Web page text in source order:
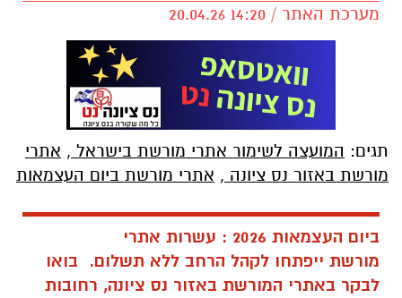
מערכת האתר / 14:20 20.04.26
תגים: המועצה לשימור אתרי מורשת בישראל , אתרי
מורשת באזור נס ציונה , אתרי מורשת ביום העצמאות
ביום העצמאות 2026 : עשרות אתרי
מורשת ייפתחו לקהל הרחב ללא תשלום. בואו
לבקר באתרי המורשת באזור נס ציונה, רחובות